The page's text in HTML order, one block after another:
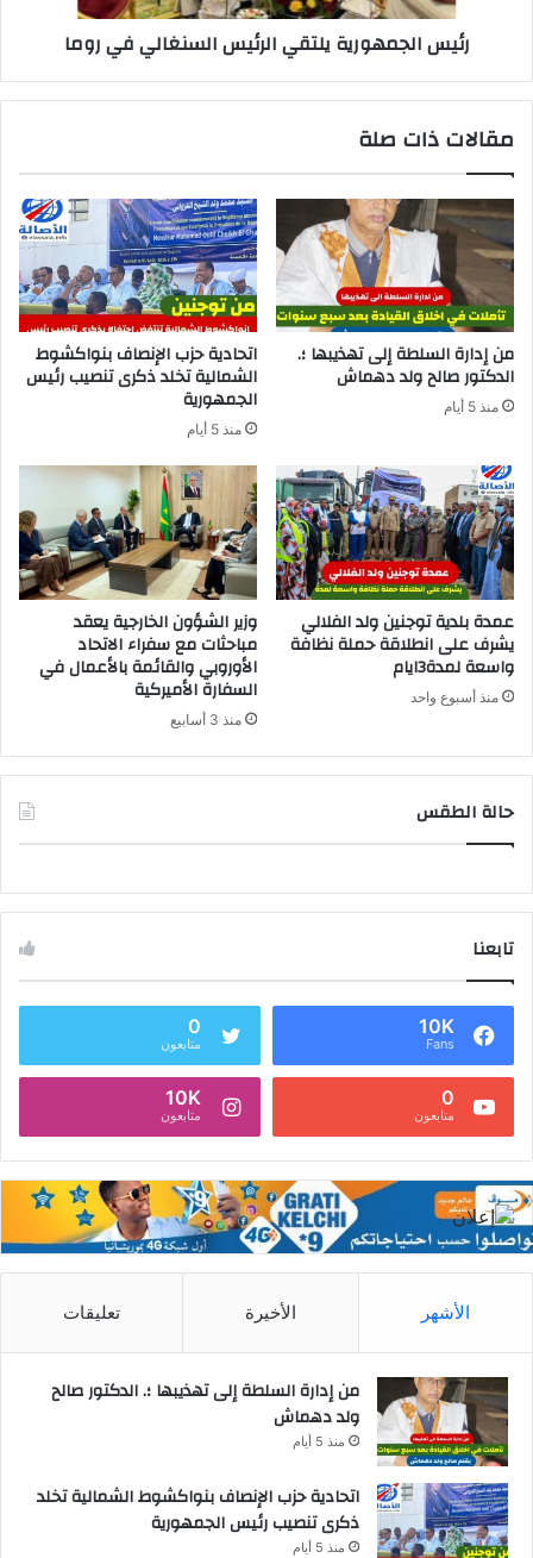
رئيس الجمهورية يلتقي الرئيس السنغالي في روما
مقالات ذات صلة
من إدارة السلطة إلى تهذيبها ؛.
الدكتور صالح ولد دهماش
منذ 5 أيام
اتحادية حزب الإنصاف بنواكشوط
الشمالية تخلد ذكرى تنصيب رئيس
الجمهورية
منذ 5 أيام
عمدة بلدية توجنين ولد الفلالي
يشرف على انطلاقة حملة نظافة
واسعة لمدة3ايام
منذ أسبوع واحد
وزير الشؤون الخارجية يعقد
مباحثات مع سفراء الاتحاد
الأوروبي والقائمة بالأعمال في
السفارة الأميركية
منذ 3 أسابيع
حالة الطقس
تابعنا
10K
Fans
0
متابعون
0
متابعون
10K
متابعون
الأشهر الأخيرة تعليقات
من إدارة السلطة إلى تهذيبها ؛. الدكتور صالح
ولد دهماش
منذ 5 أيام
اتحادية حزب الإنصاف بنواكشوط الشمالية تخلد
ذكرى تنصيب رئيس الجمهورية
منذ 5 أيام